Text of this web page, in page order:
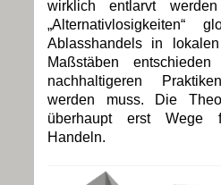
wirklich entlarvt
„Alternativlosigkeiten“
Ablasshandels in
Maßstäben
nachhaltigeren
werden muss. Die
überhaupt erst Wege
Handeln.